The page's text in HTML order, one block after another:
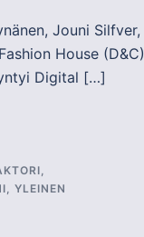
Jouni Silfver,
House (D&C)
Digital […]
,
,YLEINEN